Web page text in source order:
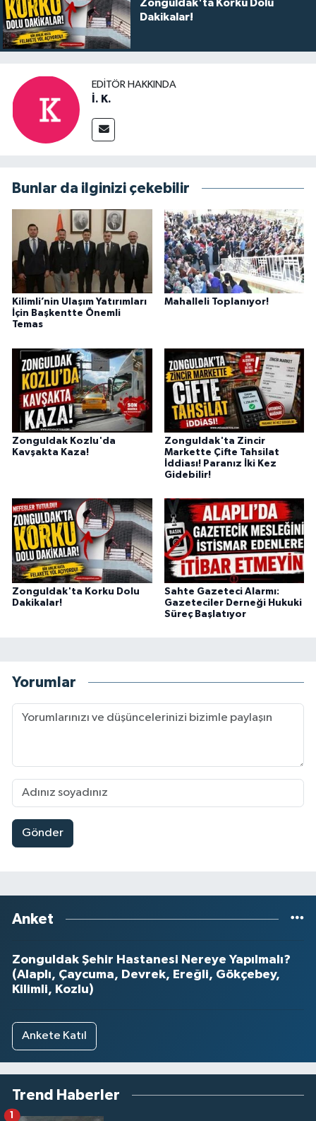
Zonguldak'ta Korku Dolu
Dakikalar!
EDITÖR HAKKINDA
İ. K.
Bunlar da ilginizi çekebilir
Kilimli’nin Ulaşım Yatırımları
İçin Başkentte Önemli
Temas
Mahalleli Toplanıyor!
Zonguldak Kozlu'da
Kavşakta Kaza!
Zonguldak'ta Zincir
Markette Çifte Tahsilat
İddiası! Paranız İki Kez
Gidebilir!
Zonguldak'ta Korku Dolu
Dakikalar!
Sahte Gazeteci Alarmı:
Gazeteciler Derneği Hukuki
Süreç Başlatıyor
Yorumlar
Gönder
Anket
Zonguldak Şehir Hastanesi Nereye Yapılmalı?
(Alaplı, Çaycuma, Devrek, Ereğli, Gökçebey,
Kilimli, Kozlu)
Ankete Katıl
Trend Haberler
1